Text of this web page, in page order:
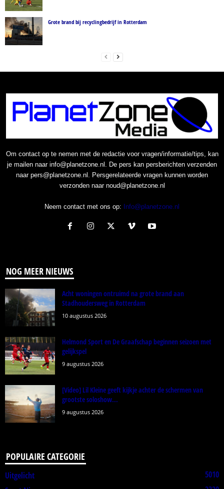
Grote brand bij recyclingbedrijf in Rotterdam
Om contact op te nemen met de redactie voor vragen/informatie/tips, kan
je mailen naar info@planetzone.nl. De pers kan persberichten verzenden
naar pers@planetzone.nl. Persgerelateerde vragen kunnen worden
verzonden naar noud@planetzone.nl
Neem contact met ons op: Info@planetzone.nl
NOG MEER NIEUWS
Acht woningen ontruimd na grote brand aan
Stadhoudersweg in Rotterdam
10 augustus 2026
Helmond Sport en De Graafschap beginnen seizoen met
gelijkspel
9 augustus 2026
[Video] Lil Kleine geeft kijkje achter de schermen van
grootste soloshow...
9 augustus 2026
POPULAIRE CATEGORIE
Uitgelicht
5010